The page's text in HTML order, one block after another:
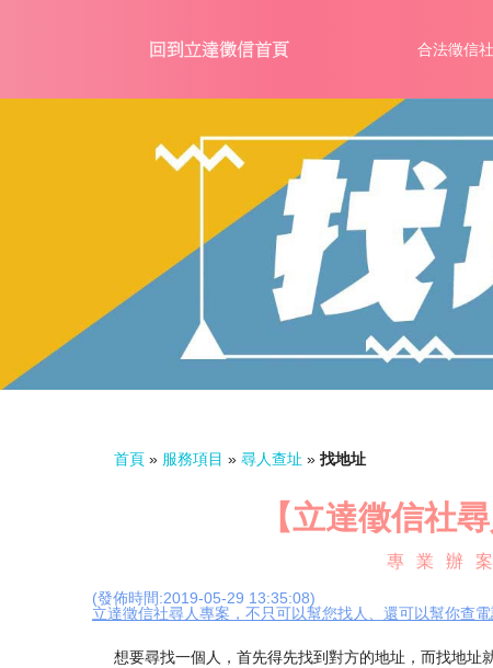
合法徵信社
首頁 » 服務項目 » 尋人查址 » 找地址
【立達徵信社
專業辦
(發佈時間:2019-05-29 13:35:08)
立達徵信社尋人專案，不只可以幫您找人、還可以幫你查電
想要尋找一個人，首先得先找到對方的地址，而找地址